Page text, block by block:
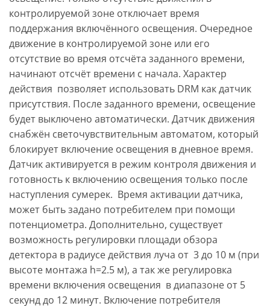
контролируемой зоне отключает время
поддержания включённого освещения. Очередное
движение в контролируемой зоне или его
отсутствие во время отсчёта заданного времени,
начинают отсчёт времени с начала. Характер
действия позволяет использовать DRM как датчик
присутствия. После заданного времени, освещение
будет выключено автоматически. Датчик движения
снабжён светочувствительным автоматом, который
блокирует включение освещения в дневное время.
Датчик активируется в режим контроля движения и
готовность к включению освещения только после
наступления сумерек. Время активации датчика,
может быть задано потребителем при помощи
потенциометра. Дополнительно, существует
возможность регулировки площади обзора
детектора в радиусе действия луча от 3 до 10 м (при
высоте монтажа h=2.5 м), а так же регулировка
времени включения освещения в диапазоне от 5
секунд до 12 минут. Включение потребителя